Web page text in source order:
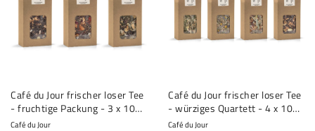
Café du Jour frischer loser Tee
- fruchtige Packung - 3 x 100
Gramm
Café du Jour
Café du Jour frischer loser Tee
- würziges Quartett - 4 x 100
Gramm
Café du Jour